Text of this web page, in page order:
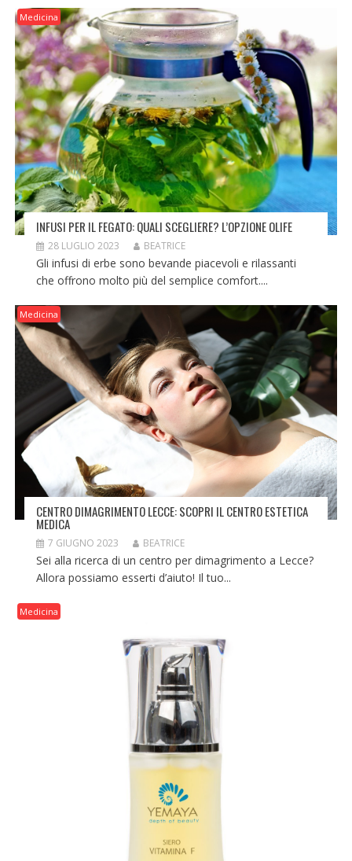
Medicina
INFUSI PER IL FEGATO: QUALI SCEGLIERE? L’OPZIONE OLIFE
28 LUGLIO 2023 BEATRICE
Gli infusi di erbe sono bevande piacevoli e rilassanti
che offrono molto più del semplice comfort....
Medicina
CENTRO DIMAGRIMENTO LECCE: SCOPRI IL CENTRO ESTETICA
MEDICA
7 GIUGNO 2023 BEATRICE
Sei alla ricerca di un centro per dimagrimento a Lecce?
Allora possiamo esserti d’aiuto! Il tuo...
Medicina